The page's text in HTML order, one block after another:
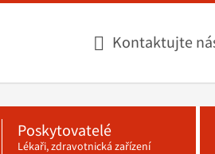
Kontaktujte
Poskytovatelé
Lékaři, zdravotnická zařízení